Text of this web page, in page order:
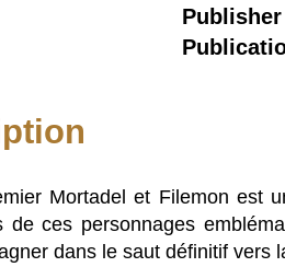
Mortadel et Filemon est
de ces personnages
dans le saut définitif vers